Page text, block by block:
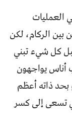
العمليات
الركام، لكن
كل شيء تبني
يواجهون
ذاته أعظم
تسعى إلى كسر